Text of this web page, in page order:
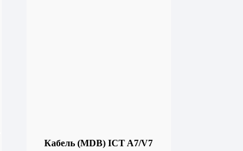
Кабель (MDB) ICT A7/V7